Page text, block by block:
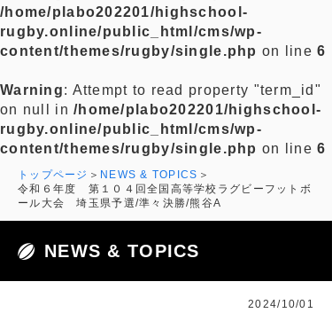
/home/plabo202201/highschool-
rugby.online/public_html/cms/wp-
content/themes/rugby/single.php on line6
Warning: Attempt to read property "term_id"
on null in/home/plabo202201/highschool-
rugby.online/public_html/cms/wp-
content/themes/rugby/single.php on line6
トップページ
NEWS & TOPICS
令和６年度 第１０４回全国高等学校ラグビーフットボ
ール大会 埼玉県予選/準々決勝/熊谷A
NEWS & TOPICS
2024/10/01